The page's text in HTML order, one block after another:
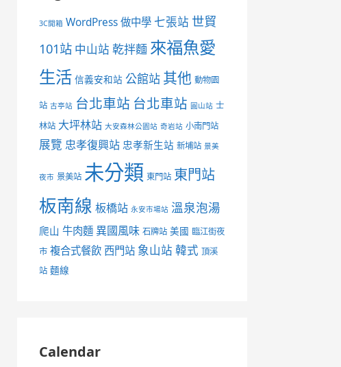
3C開箱 WordPress 做中學 七張站 世貿
101站 中山站 乾拌麵 來福魚愛
生活 信義安和站 公館站 其他 動物園
站 古亭站 台北車站 台北車站 圓山站 士
林站 大坪林站 大安森林公園站 奇岩站 小南門站
展覽 忠孝復興站 忠孝新生站 新埔站 景美
夜市 景美站 未分類 東門站 東門站
板南線 板橋站 永安市場站 溫泉泡湯
爬山 牛肉麵 異國風味 石牌站 美國 臨江街夜
市 複合式餐飲 西門站 象山站 韓式 頂溪
站 麵線
Calendar